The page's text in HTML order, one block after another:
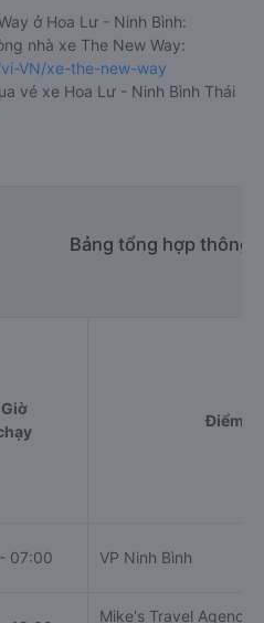
ở Hoa Lư - Ninh Bình:
nhà xe The New Way:
VN/xe-the-new-way
vé xe Hoa Lư - Ninh Bình Thái
Bảng tổng hợp thông
Giờ
Điểm đi
07:00 VP Ninh Bình
Mike's Travel Agency